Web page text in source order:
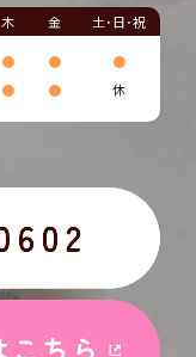
木 金 土･日･祝
● ● ●
● ● 休